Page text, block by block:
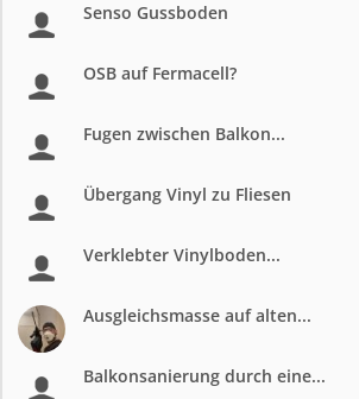
Senso Gussboden
OSB auf Fermacell?
Fugen zwischen Balkon...
Übergang Vinyl zu Fliesen
Verklebter Vinylboden...
Ausgleichsmasse auf alten...
Balkonsanierung durch eine...